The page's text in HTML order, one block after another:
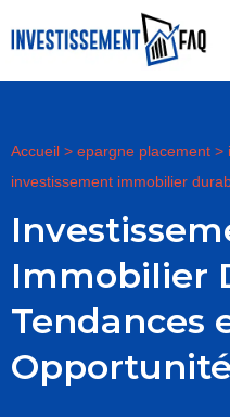
Accueil > epargne placement >
investissement immobilier
Immobilier
Tendances